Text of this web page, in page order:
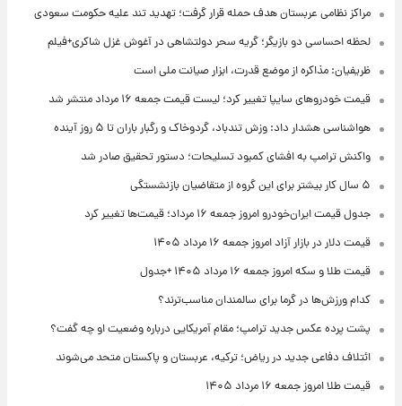
مراکز نظامی عربستان هدف حمله قرار گرفت؛ تهدید تند علیه حکومت سعودی
لحظه احساسی دو بازیگر؛ گریه سحر دولتشاهی در آغوش غزل شاکری+فیلم
ظریفیان: مذاکره از موضع قدرت، ابزار صیانت ملی است
قیمت خودروهای سایپا تغییر کرد؛ لیست قیمت جمعه ۱۶ مرداد منتشر شد
هواشناسی هشدار داد: وزش تندباد، گردوخاک و رگبار باران تا ۵ روز آینده
واکنش ترامپ به افشای کمبود تسلیحات؛ دستور تحقیق صادر شد
۵ سال کار بیشتر برای این گروه از متقاضیان بازنشستگی
جدول قیمت ایران‌خودرو امروز جمعه ۱۶ مرداد؛ قیمت‌ها تغییر کرد
قیمت دلار در بازار آزاد امروز جمعه ۱۶ مرداد ۱۴۰۵
قیمت طلا و سکه امروز جمعه ۱۶ مرداد ۱۴۰۵ +جدول
کدام ورزش‌ها در گرما برای سالمندان مناسب‌ترند؟
پشت پرده عکس جدید ترامپ؛ مقام آمریکایی درباره وضعیت او چه گفت؟
ائتلاف دفاعی جدید در ریاض؛ ترکیه، عربستان و پاکستان متحد می‌شوند
قیمت طلا امروز جمعه ۱۶ مرداد ۱۴۰۵